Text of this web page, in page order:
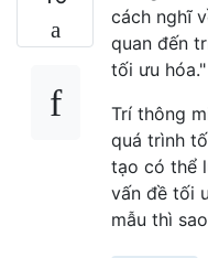
cách nghĩ
quan đến
tối ưu hóa."
Trí thông
quá trình
tạo có thể
vấn đề tối
mẫu thì